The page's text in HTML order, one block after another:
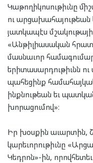
Կաթողիկոսութիւնը
ու արցախահայութեան
յատկապէս
«Անթիլիասական
մասնաւոր
երիտասարդութիւնն
պահեցինք
ինքնութեան եւ
խորացումով»։
Իր խօսքին աւարտին,
կարեւորութիւնը
Կեդրոն»-ին,